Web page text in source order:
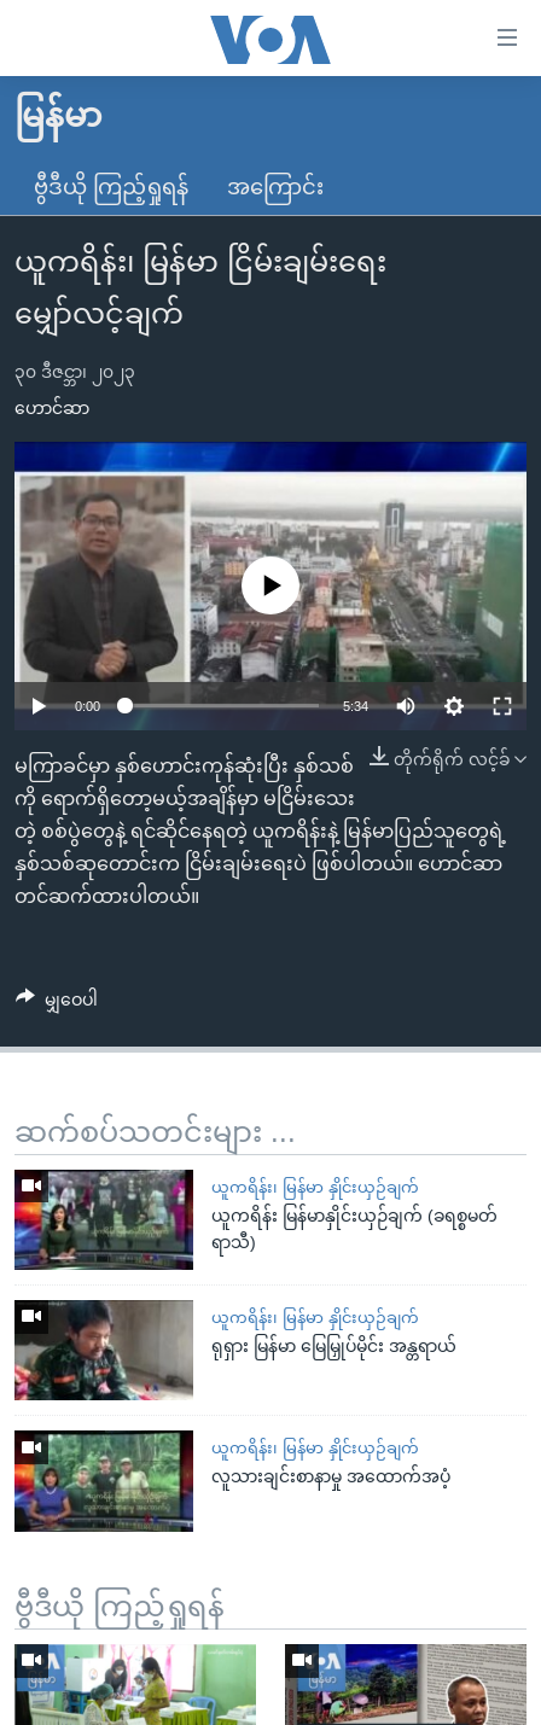
လွယ်ကူ
စေ
သည့်
များ
ပင်မ
သို့
ကျော်
ကြည့်
ရန်
ညွန်း
စာမျက်နှာ
ကျော်
ကြည့်
ရှာဖွေ
ရန်
နေရာ
သို့
ကျော်
မူလစာမျက်နှာ
မြန်မာ
ကမ္ဘာ့သတင်းများ
နိုင်ငံတကာ
အမေရိကန်
အစ္စရေး-ပါလက်စတိုင်း
ဗွီဒီယို
သတင်းလွတ်လပ်ခွင့်
ရပ်ဝန်းတခု လမ်းတခု အလွန်
အင်္ဂလိပ်စာလေ့လာမယ်
မကြေးမုံရဲ့ အင်္ဂလိပ်စာ
ရုပ်ရှင်ထဲက အင်္ဂလိပ်စာ
သုတပဒေသာ အင်္ဂလိပ်စာ
ရေဒီယို
တီဗွီ
ရေဒီယိုနှင့်ရုပ်သံ အချက်အလက်များ
ရေဒီယို/တီဗွီအစီအစဉ်
Learning English
ဗွီအိုအေ လူမှုကွန်ယက်များ
ဘာသာစကားများ
မြန်မာ
ဗွီဒီယို ကြည့်ရှုရန် အကြောင်း
ယူကရိန်း၊ မြန်မာ ငြိမ်းချမ်းရေး
မျှော်လင့်ချက်
၃၀ ဒီဇင္ဘာ၊ ၂၀၂၃
ဟောင်ဆာ
No media source currently available
0:00 5:34
တိုက်ရိုက် လင့်ခ်
မကြာခင်မှာ နှစ်ဟောင်းကုန်ဆုံးပြီး နှစ်သစ်
ကို ရောက်ရှိတော့မယ့်အချိန်မှာ မငြိမ်းသေး
တဲ့ စစ်ပွဲတွေနဲ့ ရင်ဆိုင်နေရတဲ့ ယူကရိန်းနဲ့ မြန်မာပြည်သူတွေရဲ့
နှစ်သစ်ဆုတောင်းက ငြိမ်းချမ်းရေးပဲ ဖြစ်ပါတယ်။ ဟောင်ဆာ
တင်ဆက်ထားပါတယ်။
မျှဝေပါ
ဆက်စပ်သတင်းများ ...
ယူကရိန်း၊ မြန်မာ နှိုင်းယှဉ်ချက်
ယူကရိန်း မြန်မာနှိုင်းယှဉ်ချက် (ခရစ္စမတ်
ရာသီ)
ယူကရိန်း၊ မြန်မာ နှိုင်းယှဉ်ချက်
ရုရှား မြန်မာ မြေမြှုပ်မိုင်း အန္တရာယ်
ယူကရိန်း၊ မြန်မာ နှိုင်းယှဉ်ချက်
လူသားချင်းစာနာမှု အထောက်အပံ့
ဗွီဒီယို ကြည့်ရှုရန်